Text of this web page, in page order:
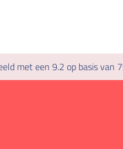
met een 9.2 op basis van